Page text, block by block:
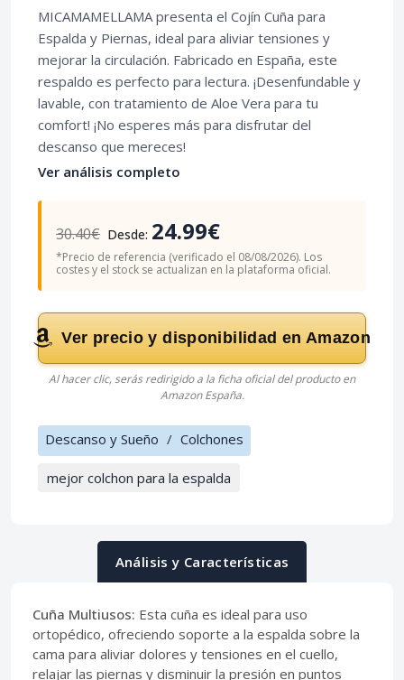
MICAMAMELLAMA presenta el Cojín Cuña para
Espalda y Piernas, ideal para aliviar tensiones y
mejorar la circulación. Fabricado en España, este
respaldo es perfecto para lectura. ¡Desenfundable y
lavable, con tratamiento de Aloe Vera para tu
comfort! ¡No esperes más para disfrutar del
descanso que mereces!
Ver análisis completo
30.40€ Desde: 24.99€
*Precio de referencia (verificado el 08/08/2026). Los
costes y el stock se actualizan en la plataforma oficial.
Ver precio y disponibilidad en Amazon
Al hacer clic, serás redirigido a la ficha oficial del producto en
Amazon España.
Descanso y Sueño / Colchones
mejor colchon para la espalda
Análisis y Características
Cuña Multiusos: Esta cuña es ideal para uso
ortopédico, ofreciendo soporte a la espalda sobre la
cama para aliviar dolores y tensiones en el cuello,
relajar las piernas y disminuir la presión en puntos